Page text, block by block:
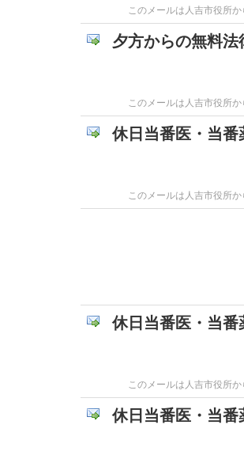
このメールは人吉市役所
夕方からの無料
このメールは人吉市役所
休日当番医・当
このメールは人吉市役所
休日当番医・当
このメールは人吉市役所
休日当番医・当